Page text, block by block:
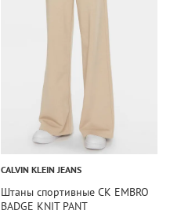
CALVIN KLEIN JEANS
Штаны спортивные CK EMBRO
BADGE KNIT PANT